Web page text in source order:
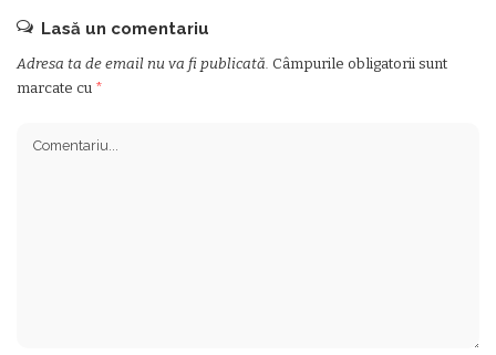
Lasă un comentariu
Adresa ta de email nu va fi publicată. Câmpurile obligatorii sunt
marcate cu *